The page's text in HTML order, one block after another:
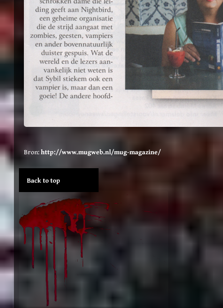
Bron:http://www.mugweb.nl/mug-magazine/
Back to top